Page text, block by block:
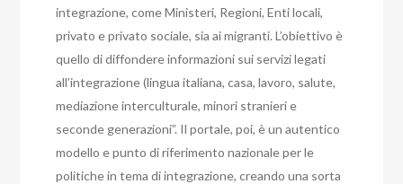
integrazione, come Ministeri, Regioni, Enti locali,
privato e privato sociale, sia ai migranti. L’obiettivo è
quello di diffondere informazioni sui servizi legati
all’integrazione (lingua italiana, casa, lavoro, salute,
mediazione interculturale, minori stranieri e
seconde generazioni”. Il portale, poi, è un autentico
modello e punto di riferimento nazionale per le
politiche in tema di integrazione, creando una sorta